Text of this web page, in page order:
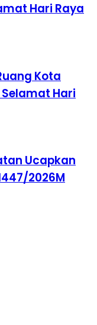
Hari Raya
Kota
Hari
Ucapkan
2026M